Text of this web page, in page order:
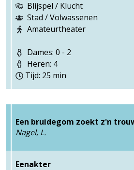
Blijspel / Klucht
Stad / Volwassenen
Amateurtheater
Dames: 0 - 2
Heren: 4
Tijd: 25 min
Een bruidegom zoekt z'n
Nagel, L.
Eenakter